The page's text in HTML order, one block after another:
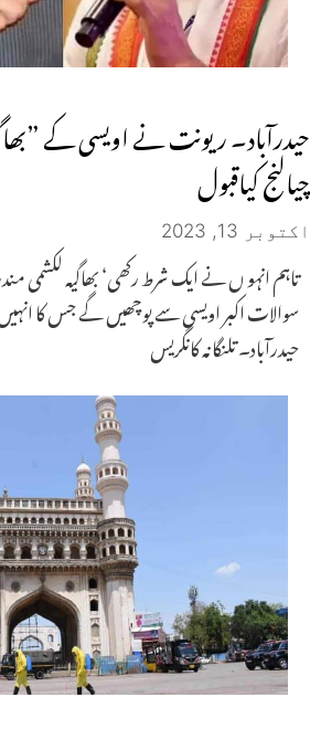
حیدرآباد۔ ریونت نے اویسی کے
چیالنج کیاقبول
اکتوبر 13, 2023
تاہم انہو ں نے ایک شرط رکھی‘ بھاگیہ لکشمی
سوالات اکبر اویسی سے پوچھیں گے جس کا
حیدرآباد۔ تلنگانہ کانگریس